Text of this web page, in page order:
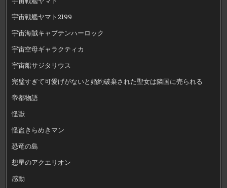
宇宙戦艦ヤマト2199
宇宙海賊キャプテンハーロック
宇宙空母ギャラクティカ
宇宙船サジタリウス
完璧すぎて可愛げがないと婚約破棄された聖女は隣国に売られる
帝都物語
怪獣
怪盗きらめきマン
恐竜の島
想星のアクエリオン
感動